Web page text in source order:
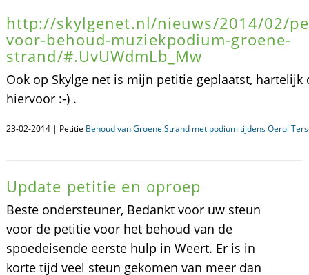
http://skylgenet.nl/nieuws/2014/02/
voor-behoud-muziekpodium-groene-
strand/#.UvUWdmLb_Mw
Ook op Skylge net is mijn petitie geplaatst, hartelijk
hiervoor :-) .
23-02-2014 | Petitie Behoud van Groene Strand met podium tijdens Oerol
Update petitie en oproep
Beste ondersteuner, Bedankt voor uw steun
voor de petitie voor het behoud van de
spoedeisende eerste hulp in Weert. Er is in
korte tijd veel steun gekomen van meer dan